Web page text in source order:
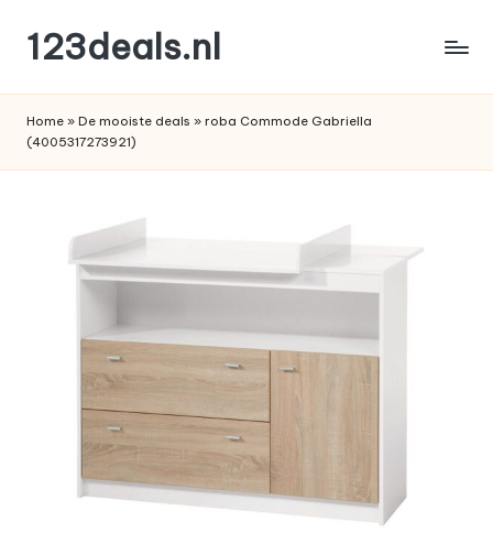
de
inhoud
123deals.nl
deals
Home » De mooiste deals » roba Commode Gabriella
(4005317273921)